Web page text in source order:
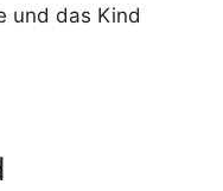
und das Kind